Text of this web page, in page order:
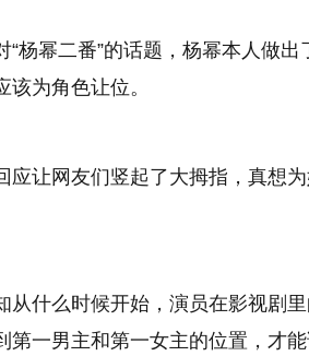
“杨幂二番”的话题，杨幂本人做
该为角色让位。
应让网友们竖起了大拇指，真想
从什么时候开始，演员在影视剧
第一男主和第一女主的位置，才能